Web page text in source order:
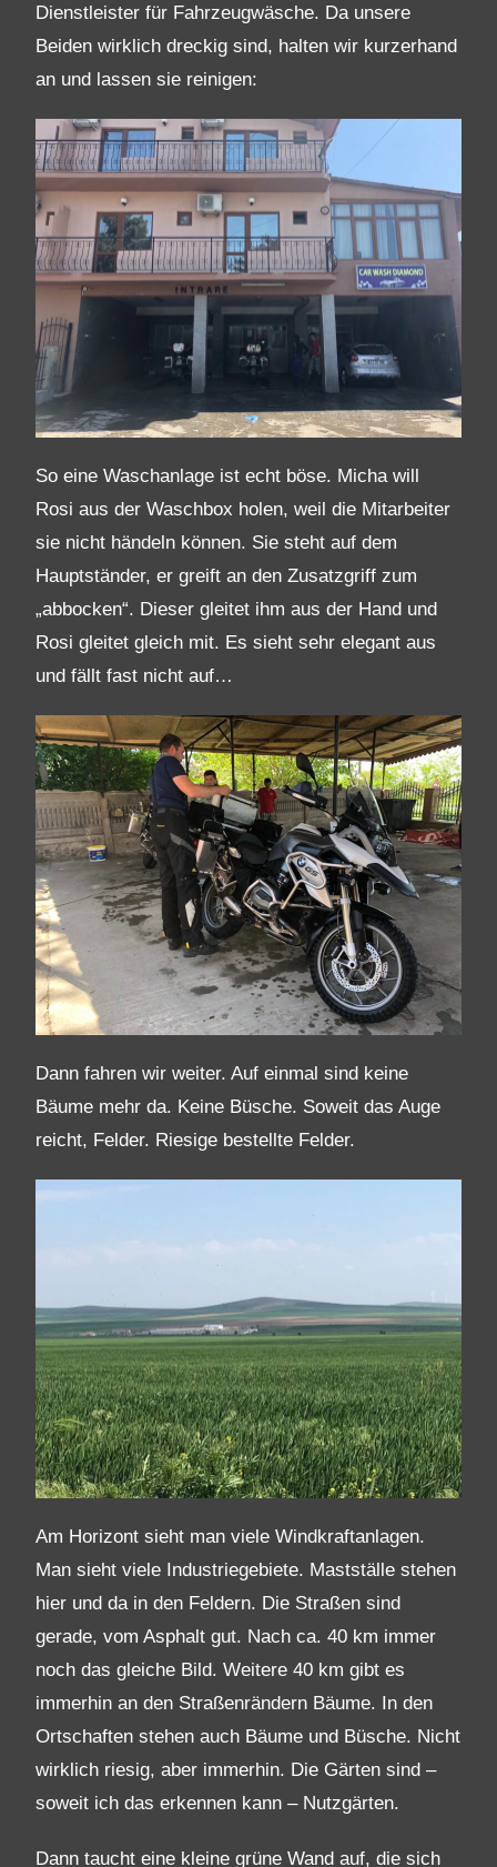
Dienstleister für Fahrzeugwäsche. Da unsere
Beiden wirklich dreckig sind, halten wir kurzerhand
an und lassen sie reinigen:
So eine Waschanlage ist echt böse. Micha will
Rosi aus der Waschbox holen, weil die Mitarbeiter
sie nicht händeln können. Sie steht auf dem
Hauptständer, er greift an den Zusatzgriff zum
„abbocken“. Dieser gleitet ihm aus der Hand und
Rosi gleitet gleich mit. Es sieht sehr elegant aus
und fällt fast nicht auf…
Dann fahren wir weiter. Auf einmal sind keine
Bäume mehr da. Keine Büsche. Soweit das Auge
reicht, Felder. Riesige bestellte Felder.
Am Horizont sieht man viele Windkraftanlagen.
Man sieht viele Industriegebiete. Mastställe stehen
hier und da in den Feldern. Die Straßen sind
gerade, vom Asphalt gut. Nach ca. 40 km immer
noch das gleiche Bild. Weitere 40 km gibt es
immerhin an den Straßenrändern Bäume. In den
Ortschaften stehen auch Bäume und Büsche. Nicht
wirklich riesig, aber immerhin. Die Gärten sind –
soweit ich das erkennen kann – Nutzgärten.
Dann taucht eine kleine grüne Wand auf, die sich